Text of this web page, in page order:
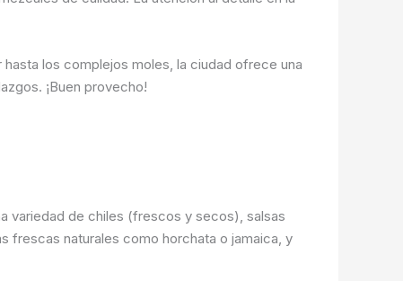
los complejos moles, la ciudad ofrece una
¡Buen provecho!
variedad de chiles (frescos y secos), salsas
frescas naturales como horchata o jamaica, y